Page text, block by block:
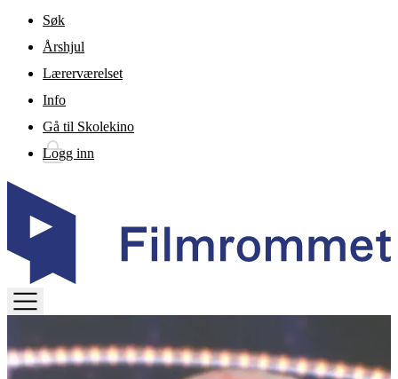
Gå til hovedinnhold
Søk
Årshjul
Lærerværelset
Info
Gå til Skolekino
Logg inn